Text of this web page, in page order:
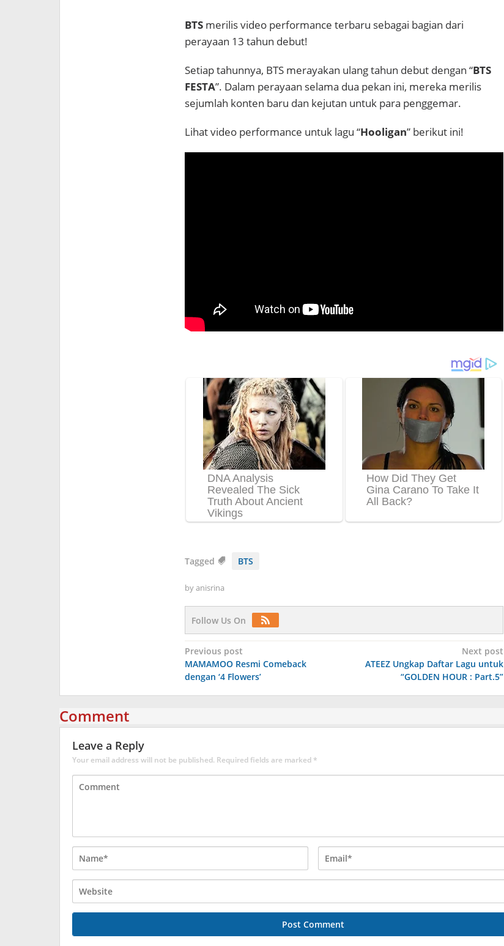
BTSmerilis video performance terbaru sebagai bagian dari
perayaan 13 tahun debut!
Setiap tahunnya, BTS merayakan ulang tahun debut dengan “BTS
FESTA”. Dalam perayaan selama dua pekan ini, mereka merilis
sejumlah konten baru dan kejutan untuk para penggemar.
Lihat video performance untuk lagu “Hooligan” berikut ini!
Tagged BTS
byanisrina
Follow Us On
Post
navigation
Previous post
MAMAMOO Resmi Comeback
dengan ‘4 Flowers’
Next post
ATEEZ Ungkap Daftar Lagu untuk
“GOLDEN HOUR : Part.5”
Comment
Leave a Reply
Your email address will not be published. Required fields are marked*